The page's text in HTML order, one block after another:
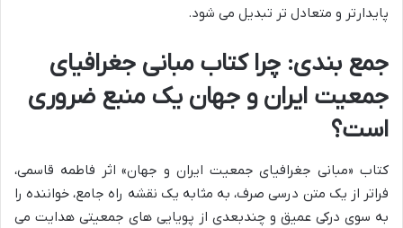
پایدارتر و متعادل تر تبدیل می شود.
جمع بندی: چرا کتاب مبانی جغرافیای
جمعیت ایران و جهان یک منبع ضروری
است؟
کتاب «مبانی جغرافیای جمعیت ایران و جهان» اثر فاطمه قاسمی،
فراتر از یک متن درسی صرف، به مثابه یک نقشه راه جامع، خواننده را
به سوی درکی عمیق و چندبعدی از پویایی های جمعیتی هدایت می